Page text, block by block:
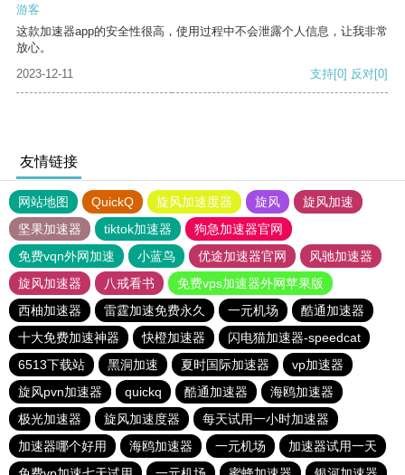
游客
这款加速器app的安全性很高，使用过程中不会泄露个人信息，让我非常
放心。
2023-12-11
支持[0] 反对[0]
友情链接
网站地图 QuickQ 旋风加速度器 旋风
旋风加速
坚果加速器
tiktok加速器
狗急加速器官网
免费vqn外网加速
小蓝鸟 优途加速器官网
风驰加速器
旋风加速器
八戒看书
免费vps加速器外网苹果版
西柚加速器
雷霆加速免费永久 一元机场
酷通加速器
十大免费加速神器
快橙加速器
闪电猫加速器-speedcat
6513下载站
黑洞加速 夏时国际加速器
vp加速器
旋风pvn加速器
quickq 酷通加速器
海鸥加速器
极光加速器
旋风加速度器
每天试用一小时加速器
加速器哪个好用
海鸥加速器 一元机场
加速器试用一天